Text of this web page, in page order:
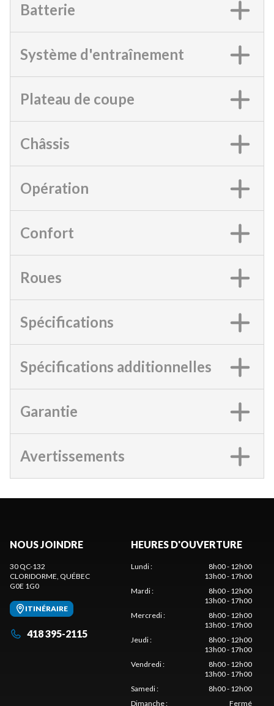
Batterie
Système d'entraînement
Plateau de coupe
Châssis
Opération
Confort
Roues
Spécifications
Spécifications additionnelles
Garantie
Avertissements
NOUS JOINDRE
30 QC-132
CLORIDORME, QUÉBEC
G0E 1G0
ITINÉRAIRE
418 395-2115
HEURES D'OUVERTURE
Lundi:
8h00 - 12h00
13h00 - 17h00
Mardi:
8h00 - 12h00
13h00 - 17h00
Mercredi:
8h00 - 12h00
13h00 - 17h00
Jeudi:
8h00 - 12h00
13h00 - 17h00
Vendredi:
8h00 - 12h00
13h00 - 17h00
Samedi:
8h00 - 12h00
Dimanche: Fermé